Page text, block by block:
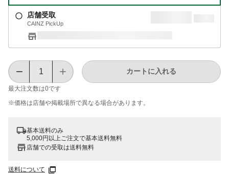
店舗受取
CAINZ PickUp
最大注文数は0です
カートに入れる
※価格は​店舗や​掲載場所で​異なる​場合が​あります。
基本送料のみ
5,000円以上ご注文で基本送料無料
店舗での受取は送料無料
送料について